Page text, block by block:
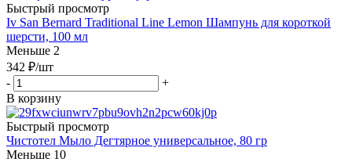
Быстрый просмотр
Iv San Bernard Traditional Line Lemon Шампунь для короткой
шерсти, 100 мл
Меньше 2
342 ₽/шт
-
+
В корзину
Быстрый просмотр
Чистотел Мыло Дегтярное универсальное, 80 гр
Меньше 10